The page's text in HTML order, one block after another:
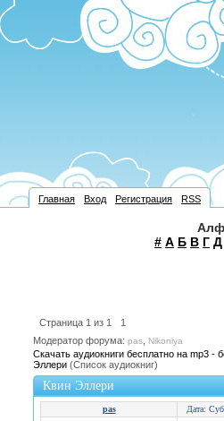
Главная Вход Регистрация RSS
# А Б В Г Д
Страница 1 из 1
1
Модератор форума: pas Nikoniya
Скачать аудиокниги бесплатно на mp3 -
Эллери (Список аудиокниг)
Квин Эллери
pas Дата: